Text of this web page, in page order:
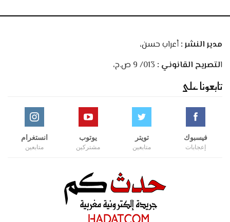
مدير النشر :أعراب حسن،
التصريح القانوني :
تابعونا على
فيسبوك
إعجابات
تويتر
متابعين
يوتوب
مشتركين
انستغرام
متابعين